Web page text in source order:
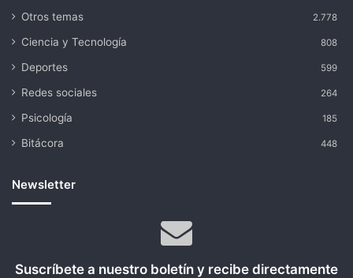
Otros temas 2.778
Ciencia y Tecnología 808
Deportes 599
Redes sociales 264
Psicología 185
Bitácora 448
Newsletter
Suscríbete a nuestro boletín y recibe directamente